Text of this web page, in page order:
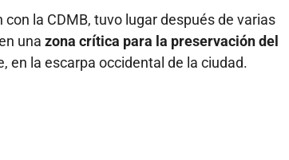
la CDMB, tuvo lugar después de varias
una zona crítica para la preservación del
en la escarpa occidental de la ciudad.